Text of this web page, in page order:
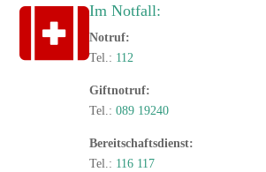
Im Notfall:
Notruf:
Tel.: 112
Giftnotruf:
Tel.:089 19240
Bereitschaftsdienst:
Tel.: 116 117